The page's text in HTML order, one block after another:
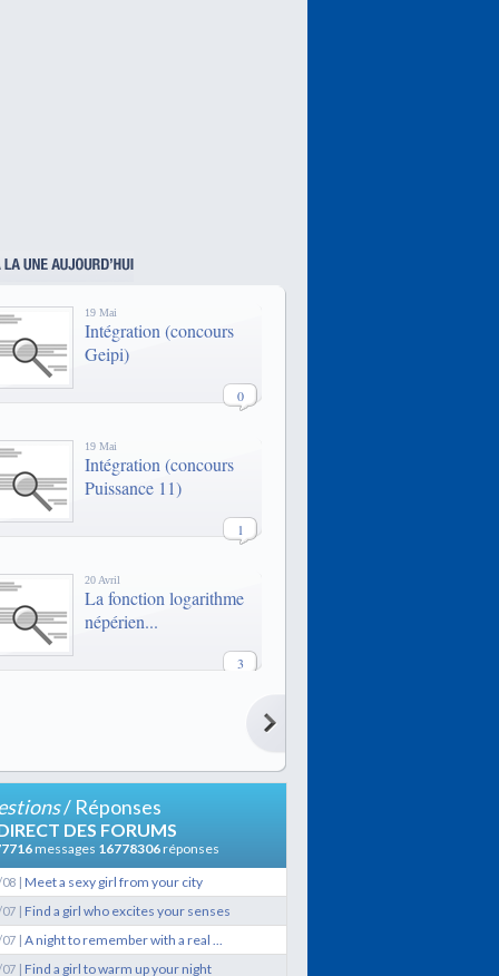
une formation d’ingénieurs
binationales et une formation par
apprentissage, toutes habilitées par
la CTI.
www.epf.fr/
19 Mai
Intégration (concours
Geipi)
0
19 Mai
Intégration (concours
Puissance 11)
1
20 Avril
La fonction logarithme
népérien...
3
3
21 Février
LES QUAIS
9
29 Janvier
Lexique de termes
/ Réponses
DES FORUMS
messages 16778306réponses
08 | Meet a sexy girl from your city
07 | Find a girl who excites your senses
07 | A night to remember with a real ...
07 | Find a girl to warm up your night